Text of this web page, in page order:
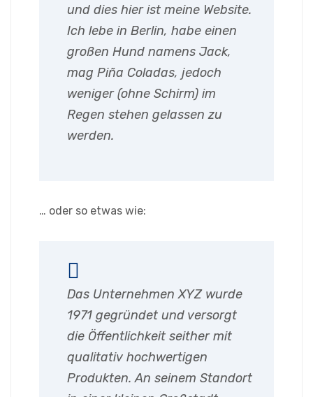
und dies hier ist meine Website.
Ich lebe in Berlin, habe einen
großen Hund namens Jack,
mag Piña Coladas, jedoch
weniger (ohne Schirm) im
Regen stehen gelassen zu
werden.
… oder so etwas wie:
Das Unternehmen XYZ wurde
1971 gegründet und versorgt
die Öffentlichkeit seither mit
qualitativ hochwertigen
Produkten. An seinem Standort